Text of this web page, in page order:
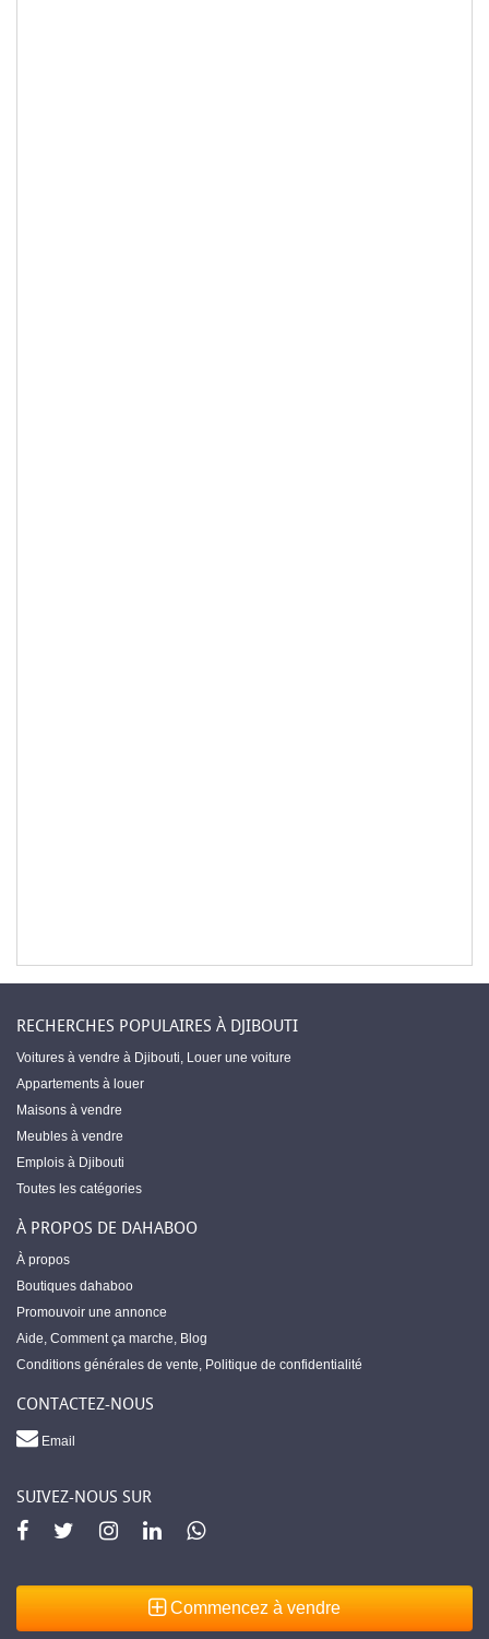
RECHERCHES POPULAIRES À DJIBOUTI
Voitures à vendre à Djibouti, Louer une voiture
Appartements à louer
Maisons à vendre
Meubles à vendre
Emplois à Djibouti
Toutes les catégories
À PROPOS DE DAHABOO
À propos
Boutiques dahaboo
Promouvoir une annonce
Aide, Comment ça marche, Blog
Conditions générales de vente, Politique de confidentialité
CONTACTEZ-NOUS
Email
SUIVEZ-NOUS SUR
Commencez à vendre